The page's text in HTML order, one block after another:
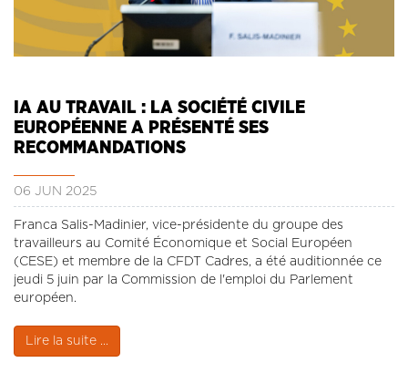
IA AU TRAVAIL : LA SOCIÉTÉ CIVILE
EUROPÉENNE A PRÉSENTÉ SES
RECOMMANDATIONS
06 JUN 2025
Franca Salis-Madinier, vice-présidente du groupe des
travailleurs au Comité Économique et Social Européen
(CESE) et membre de la CFDT Cadres, a été auditionnée ce
jeudi 5 juin par la Commission de l'emploi du Parlement
européen.
Lire la suite ...